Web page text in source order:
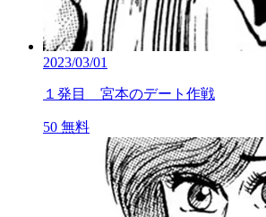
2023/03/01
１発目 宮本のデート作戦
50 無料